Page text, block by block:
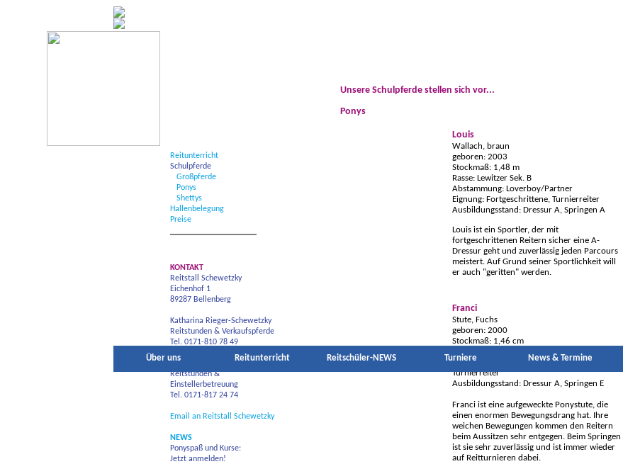
Über uns Reitunterricht Reitschüler-NEWS Turniere News & Termine
Reitunterricht
Schulpferde
Großpferde
Ponys
Shettys
Hallenbelegung
Preise
KONTAKT
Reitstall Schewetzky
Eichenhof 1
89287 Bellenberg
Katharina Rieger-Schewetzky
Reitstunden & Verkaufspferde
Tel. 0171-810 78 49
Steffi Schewetzky
Reitstunden &
Einstellerbetreuung
Tel. 0171-817 24 74
Email an Reitstall Schewetzky
NEWS
Ponyspaß und Kurse:
Jetzt anmelden!
Unsere Schulpferde stellen sich vor...
Ponys
Louis
Wallach, braun
geboren: 2003
Stockmaß: 1,48 m
Rasse: Lewitzer Sek. B
Abstammung: Loverboy/Partner
Eignung: Fortgeschrittene, Turnierreiter
Ausbildungsstand: Dressur A, Springen A
Louis ist ein Sportler, der mit
fortgeschrittenen Reitern sicher eine A-
Dressur geht und zuverlässig jeden Parcours
meistert. Auf Grund seiner Sportlichkeit will
er auch "geritten" werden.
Franci
Stute, Fuchs
geboren: 2000
Stockmaß: 1,46 cm
Rasse: Dt. Reitpony
Eignung: Anfänger, Fortgeschrittene,
Turnierreiter
Ausbildungsstand: Dressur A, Springen E
Franci ist eine aufgeweckte Ponystute, die
einen enormen Bewegungsdrang hat. Ihre
weichen Bewegungen kommen den Reitern
beim Aussitzen sehr entgegen. Beim Springen
ist sie sehr zuverlässig und ist immer wieder
auf Reitturnieren dabei.